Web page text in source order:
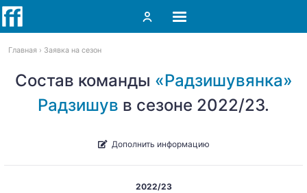
Главная Заявка на сезон
Состав команды «Радзишувянка»
Радзишув в сезоне 2022/23.
Дополнить информацию
2022/23